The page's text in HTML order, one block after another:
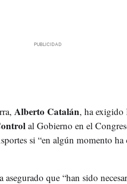
Alberto Catalán, ha exigido
al Gobierno en el
si “en algún momento ha
que “han sido